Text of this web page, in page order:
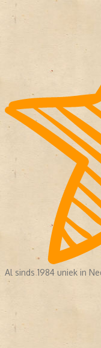
Al sinds 1984 uniek in